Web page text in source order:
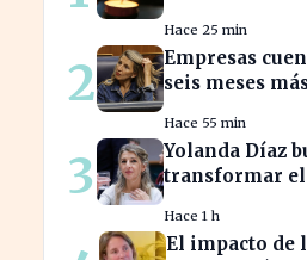
administrativo
fallecimiento.
Hace 25 min
2
Empresas
seis meses
restricciones de
Hace 55 min
3
Yolanda Díaz
transformar
laborales
Hace 1 h
El impacto de